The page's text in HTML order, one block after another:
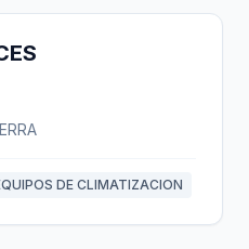
DE CLIMATIZACION